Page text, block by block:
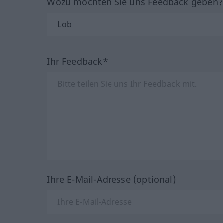
Ihr Feedback*
Ihre E-Mail-Adresse (optional)